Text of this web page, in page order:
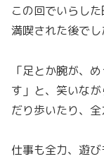
この回でいらし
満喫された後でし
「足とか腕が、
す」と、笑いな
だり歩いたり、全
仕事も全力、遊